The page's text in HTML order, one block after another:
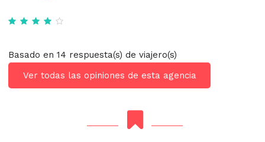
Basado en 14 respuesta(s) de viajero(s)
Ver todas las opiniones de esta agencia